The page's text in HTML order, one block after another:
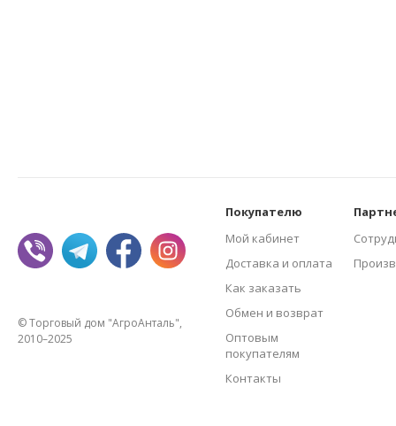
© Торговый дом "АгроАнталь",
2010–2025
Покупателю
Мой кабинет
Доставка и оплата
Как заказать
Обмен и возврат
Оптовым
покупателям
Контакты